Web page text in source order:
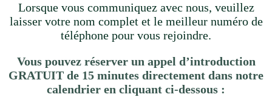
Lorsque vous communiquez avec nous, veuillez
laisser votre nom complet et le meilleur numéro de
téléphone pour vous rejoindre.
Vous pouvez réserver un appel d’introduction
GRATUIT de 15 minutes directement dans notre
calendrier en cliquant ci-dessous :